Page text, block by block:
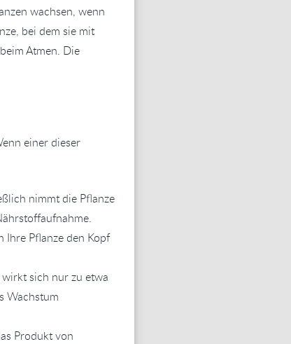
wachsen, wenn
bei dem sie mit
Atmen. Die
einer dieser
nimmt die Pflanze
Ihre Pflanze den Kopf
sich nur zu etwa
Wachstum
Produkt von